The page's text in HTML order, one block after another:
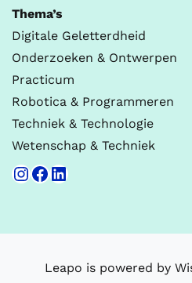
Thema’s
Digitale Geletterdheid
Onderzoeken & Ontwerpen
Practicum
Robotica & Programmeren
Techniek & Technologie
Wetenschap & Techniek
Instagram
Facebook
LinkedIn
Leapo is powered by